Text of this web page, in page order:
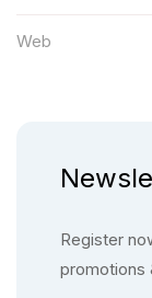
Web
Register
promotions